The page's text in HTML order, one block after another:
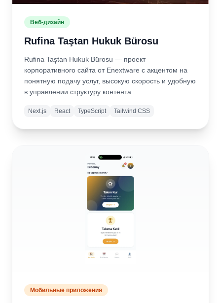
Веб-дизайн
Rufina Taştan Hukuk Bürosu
Rufina Taştan Hukuk Bürosu — проект
корпоративного сайта от Enextware с акцентом на
понятную подачу услуг, высокую скорость и удобную
в управлении структуру контента.
Next.js React TypeScript Tailwind CSS
сайт
Мобильные приложения